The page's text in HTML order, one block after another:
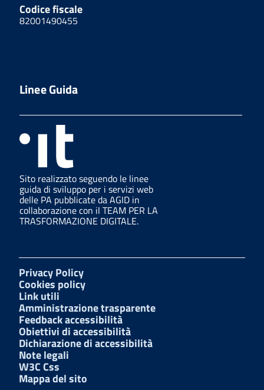
Codice fiscale
82001490455
Linee Guida
Sito realizzato seguendo le linee
guida di sviluppo per i servizi web
delle PA pubblicate da AGID in
collaborazione con il TEAM PER LA
TRASFORMAZIONE DIGITALE.
Privacy Policy
Cookies policy
Link utili
Amministrazione trasparente
Feedback accessibilità
Obiettivi di accessibilità
Dichiarazione di accessibilità
Note legali
W3C Css
Mappa del sito